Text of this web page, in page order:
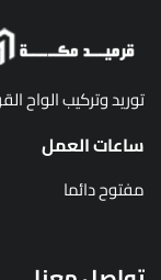
توريد وتركيب الواح
ساعات العمل
مفتوح دائما